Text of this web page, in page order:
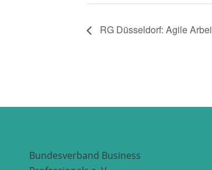
RG Düsseldorf: Agile
Bundesverband Business